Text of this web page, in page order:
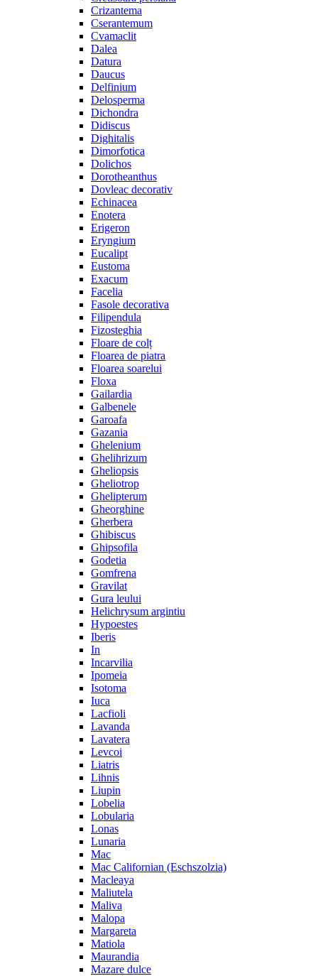
Crizantema
Cserantemum
Cvamaclit
Dalea
Datura
Daucus
Delfinium
Delosperma
Dichondra
Didiscus
Dighitalis
Dimorfotica
Dolichos
Dorotheanthus
Dovleac decorativ
Echinacea
Enotera
Erigeron
Eryngium
Eucalipt
Eustoma
Exacum
Facelia
Fasole decorativa
Filipendula
Fizosteghia
Floare de colț
Floarea de piatra
Floarea soarelui
Floxa
Gailardia
Galbenele
Garoafa
Gazania
Ghelenium
Ghelihrizum
Gheliopsis
Gheliotrop
Ghelipterum
Gheorghine
Gherbera
Ghibiscus
Ghipsofila
Godetia
Gomfrena
Gravilat
Gura leului
Helichrysum argintiu
Hypoestes
Iberis
In
Incarvilia
Ipomeia
Isotoma
Iuca
Lacfioli
Lavanda
Lavatera
Levcoi
Liatris
Lihnis
Liupin
Lobelia
Lobularia
Lonas
Lunaria
Mac
Mac Californian (Eschszolzia)
Macleaya
Maliutela
Maliva
Malopa
Margareta
Matiola
Maurandia
Mazare dulce